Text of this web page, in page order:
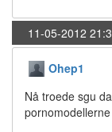
11-05-2012
Ohep1
Nå troede sgu